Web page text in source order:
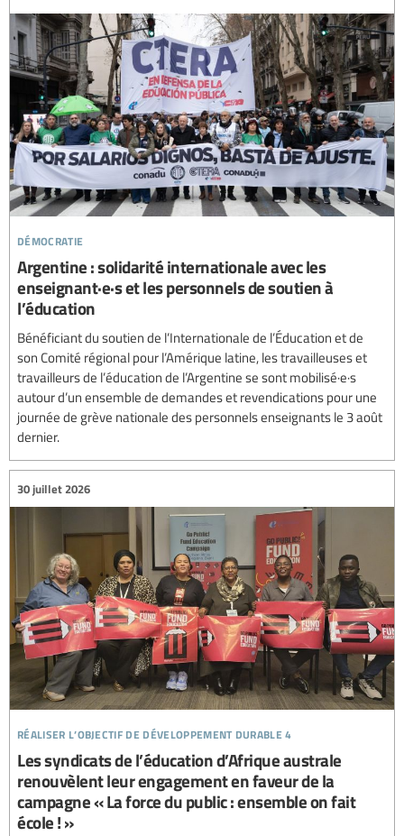
démocratie
Argentine : solidarité internationale avec les
enseignant·e·s et les personnels de soutien à
l’éducation
Bénéficiant du soutien de l’Internationale de l’Éducation et de
son Comité régional pour l’Amérique latine, les travailleuses et
travailleurs de l’éducation de l’Argentine se sont mobilisé·e·s
autour d’un ensemble de demandes et revendications pour une
journée de grève nationale des personnels enseignants le 3 août
dernier.
réaliser l’objectif de développement durable 4
30 juillet 2026
Les syndicats de l’éducation d’Afrique australe
renouvèlent leur engagement en faveur de la
campagne « La force du public : ensemble on fait
école ! »